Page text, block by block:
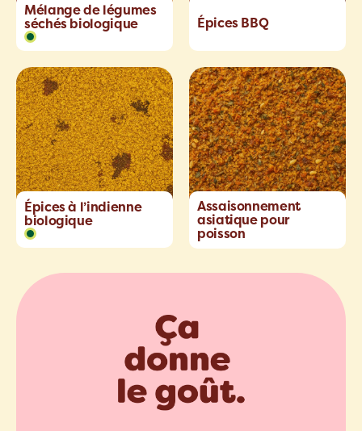
Mélange de légumes
séchés biologique
Épices BBQ
Épices à l’indienne
biologique
Assaisonnement
asiatique pour
poisson